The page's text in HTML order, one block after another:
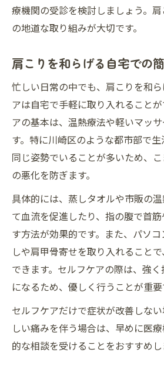
セルフケアで肩こりを再発さ
肩こり再発防止に役立つ
肩こりが戻らないための
くり
肩こり対策のセルフケア
ツ
肩こりの根本改善を目指
肩こりを繰り返さないた
法
肩こりに深く関わる姿勢と生
肩こりの原因となる悪い
ト
肩こり改善に必要な生活
肩こりとストレスの関係
肩こりを防ぐためのスマ
肩こり解消を目指す受診と日
療機関の受診を検討しましょう。
の地道な取り組みが大切です。
肩こりを和らげる自宅での
忙しい日常の中でも、肩こりを和
アは自宅で手軽に取り入れること
アの基本は、温熱療法や軽いマッ
す。特に川崎区のような都市部で
同じ姿勢でいることが多いため、
の悪化を防ぎます。
具体的には、蒸しタオルや市販の
て血流を促進したり、指の腹で首
す方法が効果的です。また、パソ
しや肩甲骨寄せを取り入れること
できます。セルフケアの際は、強
になるため、優しく行うことが重要
セルフケアだけで症状が改善しな
しい痛みを伴う場合は、早めに医
的な相談を受けることをおすすめし